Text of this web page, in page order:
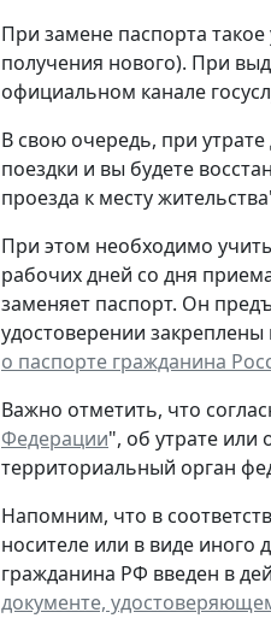
При замене паспорта
получения нового). При
официальном канале
В свою очередь, при
поездки и вы будете
проезда к месту
При этом необходимо
рабочих дней со дня
заменяет паспорт. Он
удостоверении
о паспорте гражданина
Важно отметить, что
Федерации", об утрате
территориальный орган
Напомним, что в
носителе или в виде
гражданина РФ введен в
документе,